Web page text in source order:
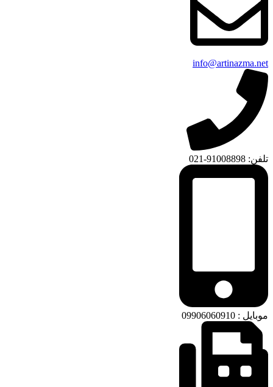
info@artinazma.net
تلفن: 91008898-021
موبایل : 09906060910